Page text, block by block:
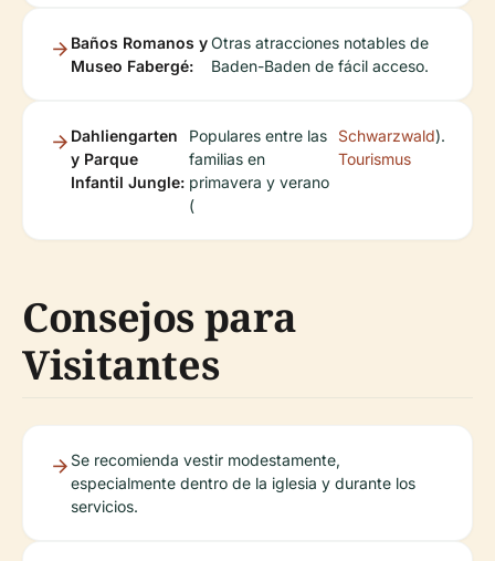
Baños Romanos y
Museo Fabergé:
Otras atracciones notables de
Baden-Baden de fácil acceso.
Dahliengarten
y Parque
Infantil Jungle:
Populares entre las
familias en
primavera y verano
(
Schwarzwald
Tourismus
).
Consejos para
Visitantes
Se recomienda vestir modestamente,
especialmente dentro de la iglesia y durante los
servicios.